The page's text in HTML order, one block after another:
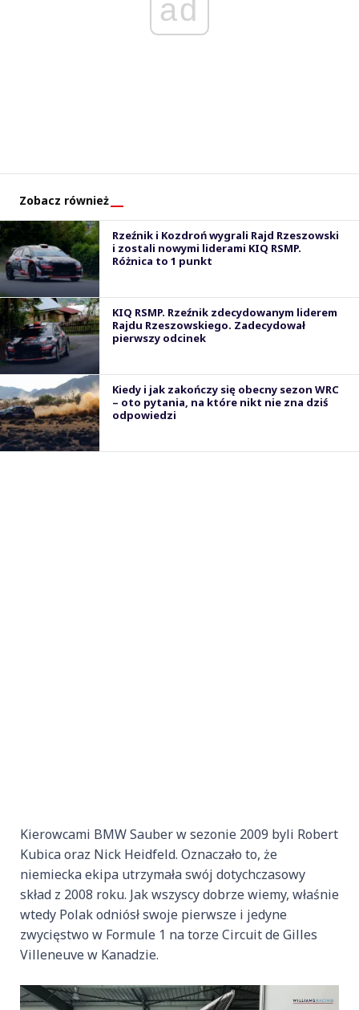
ad
Zobacz również
Rzeźnik i Kozdroń wygrali Rajd Rzeszowski
i zostali nowymi liderami KIQ RSMP.
Różnica to 1 punkt
KIQ RSMP. Rzeźnik zdecydowanym liderem
Rajdu Rzeszowskiego. Zadecydował
pierwszy odcinek
Kiedy i jak zakończy się obecny sezon WRC
– oto pytania, na które nikt nie zna dziś
odpowiedzi
Kierowcami BMW Sauber w sezonie 2009 byli Robert
Kubica oraz Nick Heidfeld. Oznaczało to, że
niemiecka ekipa utrzymała swój dotychczasowy
skład z 2008 roku. Jak wszyscy dobrze wiemy, właśnie
wtedy Polak odniósł swoje pierwsze i jedyne
zwycięstwo w Formule 1 na torze Circuit de Gilles
Villeneuve w Kanadzie.